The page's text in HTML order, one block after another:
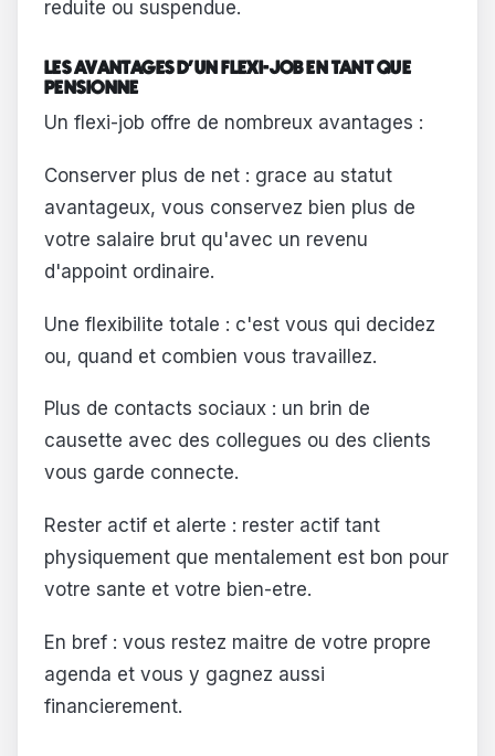
reduite ou suspendue.
LES AVANTAGES D'UN FLEXI-JOB EN TANT QUE
PENSIONNE
Un flexi-job offre de nombreux avantages :
Conserver plus de net : grace au statut
avantageux, vous conservez bien plus de
votre salaire brut qu'avec un revenu
d'appoint ordinaire.
Une flexibilite totale : c'est vous qui decidez
ou, quand et combien vous travaillez.
Plus de contacts sociaux : un brin de
causette avec des collegues ou des clients
vous garde connecte.
Rester actif et alerte : rester actif tant
physiquement que mentalement est bon pour
votre sante et votre bien-etre.
En bref : vous restez maitre de votre propre
agenda et vous y gagnez aussi
financierement.